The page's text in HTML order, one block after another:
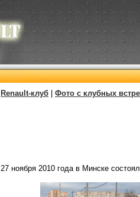
Renault-клуб Фото с клубных
27 ноября 2010 года в Минске